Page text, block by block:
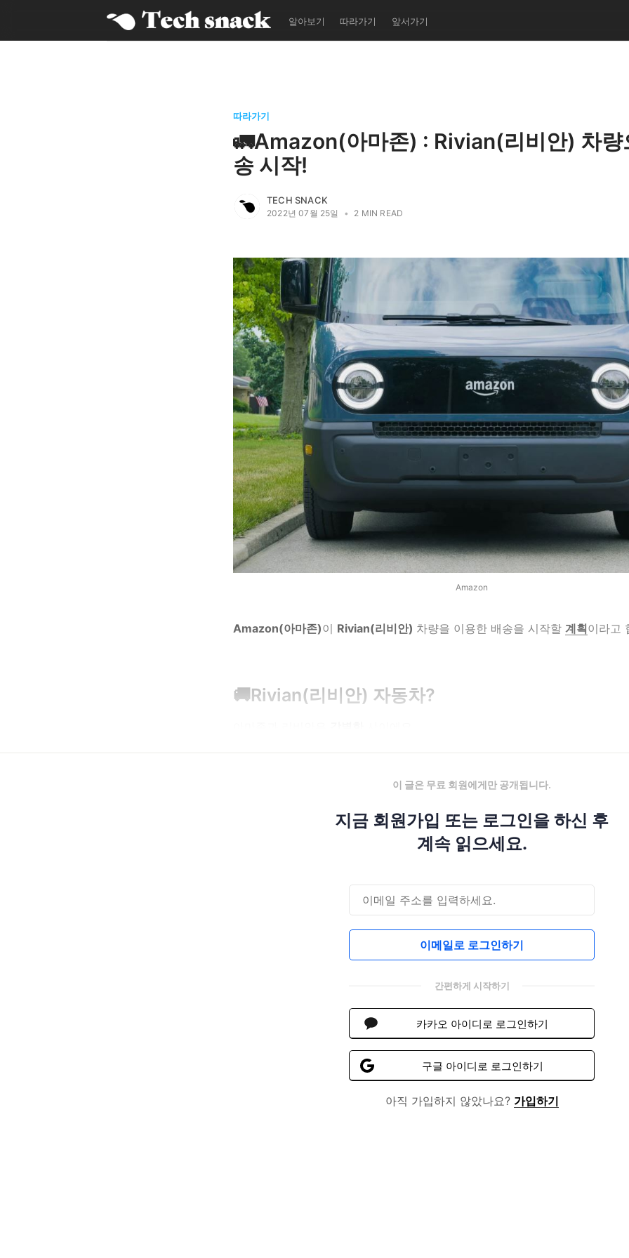
알아보기 따라가기 앞서가기
따라가기
🚛Amazon(아마존) : Rivian(리비안) 차량
송 시작!
더보기
TECH SNACK
2022년 07월 25일 • 2 MIN READ
Amazon
Amazon(아마존)이 Rivian(리비안) 차량을 이용한 배송을 시작할 계획이라고
🚚Rivian(리비안) 자동차?
이 글은 무료 회원에게만 공개됩니다.
지금 회원가입 또는 로그인을 하신 후
계속 읽으세요.
이메일로 로그인하기
간편하게 시작하기
카카오 아이디로 로그인하기
구글 아이디로 로그인하기
아직 가입하지 않았나요? 가입하기